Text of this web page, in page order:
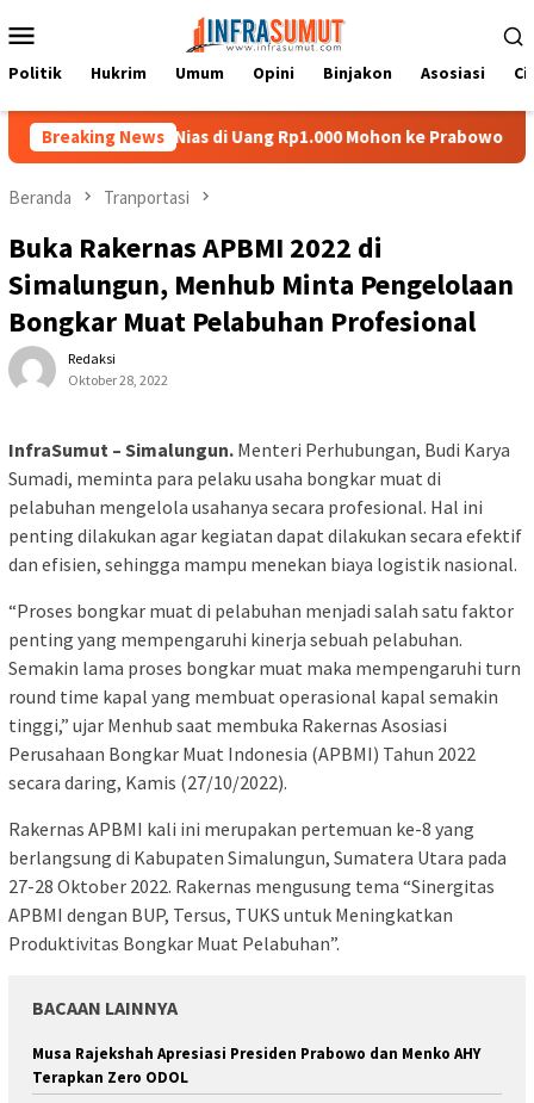
ke
Mobile
Politik Hukrim Umum Opini Binjakon Asosiasi
Breaking News
Batu Nias di Uang Rp1.000 Mohon ke Prabowo Diundang
Beranda Tranportasi
Buka Rakernas APBMI 2022 di
Simalungun, Menhub Minta Pengelolaan
Bongkar Muat Pelabuhan Profesional
Redaksi
Oktober 28, 2022
InfraSumut – Simalungun. Menteri Perhubungan, Budi Karya
Sumadi, meminta para pelaku usaha bongkar muat di
pelabuhan mengelola usahanya secara profesional. Hal ini
penting dilakukan agar kegiatan dapat dilakukan secara efektif
dan efisien, sehingga mampu menekan biaya logistik nasional.
“Proses bongkar muat di pelabuhan menjadi salah satu faktor
penting yang mempengaruhi kinerja sebuah pelabuhan.
Semakin lama proses bongkar muat maka mempengaruhi turn
round time kapal yang membuat operasional kapal semakin
tinggi,” ujar Menhub saat membuka Rakernas Asosiasi
Perusahaan Bongkar Muat Indonesia (APBMI) Tahun 2022
secara daring, Kamis (27/10/2022).
Rakernas APBMI kali ini merupakan pertemuan ke-8 yang
berlangsung di Kabupaten Simalungun, Sumatera Utara pada
27-28 Oktober 2022. Rakernas mengusung tema “Sinergitas
APBMI dengan BUP, Tersus, TUKS untuk Meningkatkan
Produktivitas Bongkar Muat Pelabuhan”.
BACAAN LAINNYA
Musa Rajekshah Apresiasi Presiden Prabowo dan Menko AHY
Terapkan Zero ODOL